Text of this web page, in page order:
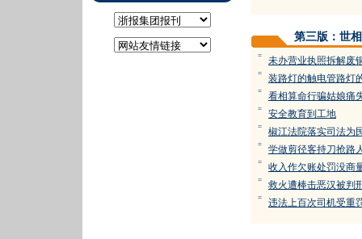
第三版：世相
= 未办营业执照拆解废
= 装路灯的触电管路灯
= 看相算命行骗姑娘痛
= 安全教育到工地
= 椒江法院落实司法为
= 学做剪径客持刀抢路
= 收入作欠账处罚没商
= 救火遭棒击恶汉被判
= 违法上百次司机受重